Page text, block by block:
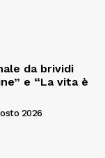
da brividi
e “La vita è
2026